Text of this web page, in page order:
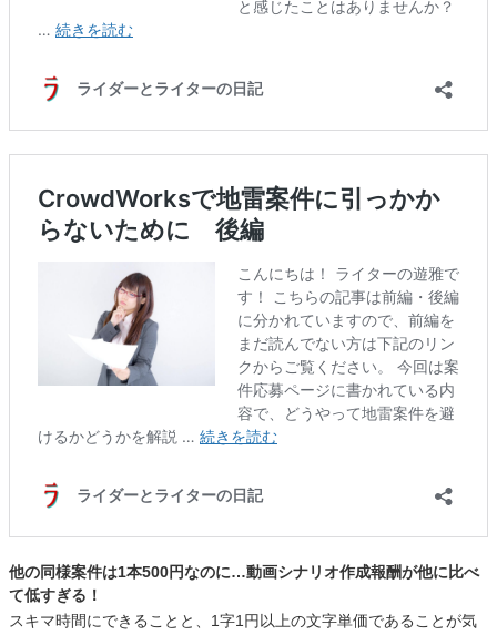
他の同様案件は1本500円なのに…動画シナリオ作成報酬が他に比べ
て低すぎる！
スキマ時間にできることと、1字1円以上の文字単価であることが気